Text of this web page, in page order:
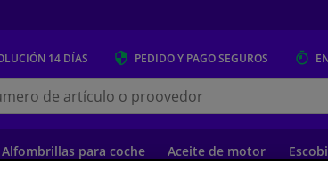
14 DÍAS PEDIDO Y PAGOSEGUROS
Alfombrillas para coche Aceite de motor